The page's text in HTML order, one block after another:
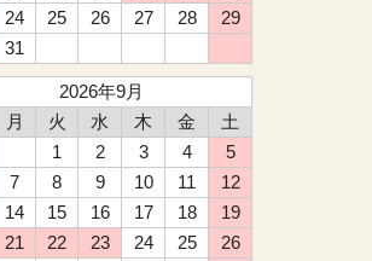
24 25 26 27 28
29
31
2026年9月
月 火 水 木 金
土
1
2 3 4
5
7 8 9 10 11
12
14 15 16 17 18
19
21 22 23 24 25
26